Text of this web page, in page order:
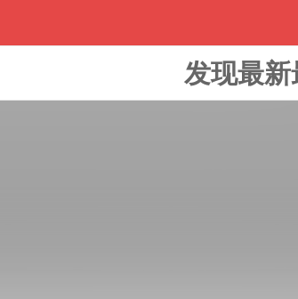
发现最